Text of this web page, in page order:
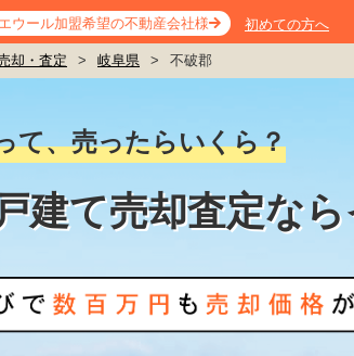
ウール加盟希望の不動産会社様 初めての方へ
却・査定 > 岐阜県 > 不破郡
て、売ったらいくら？
建て売却査定な